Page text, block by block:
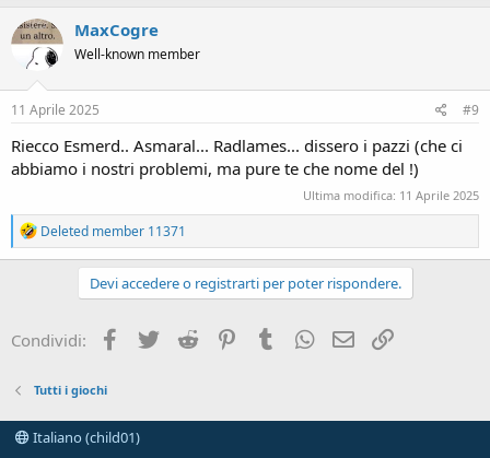
MaxCogre
Well-known member
11 Aprile 2025 #9
Riecco Esmerd.. Asmaral... Radlames... dissero i pazzi (che ci
abbiamo i nostri problemi, ma pure te che nome del !)
Ultima modifica: 11 Aprile 2025
R
e
a
o
n
:
Deleted member 11371
Devi accedere o registrarti per poter rispondere.
Condividi: Facebook
Twitter Reddit PinterestTumblrWhatsApp
e-mail
Tutti i giochi
Italiano (child01)